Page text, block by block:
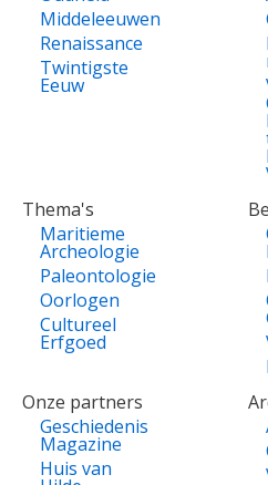
Middeleeuwen
Renaissance
Twintigste
Eeuw
Thema's
Maritieme
Archeologie
Paleontologie
Oorlogen
Cultureel
Erfgoed
Onze partners
Geschiedenis
Magazine
Huis van